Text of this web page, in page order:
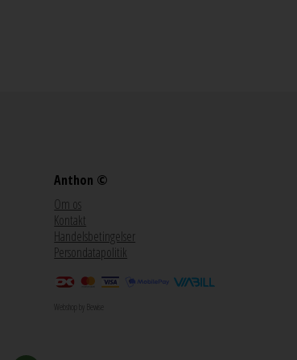
Anthon ©
Om os
Kontakt
Handelsbetingelser
Persondatapolitik
Webshop by Bewise